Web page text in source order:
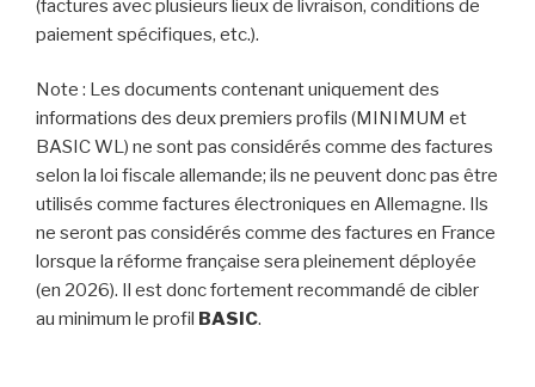
(factures avec plusieurs lieux de livraison, conditions de
paiement spécifiques, etc.).
Note : Les documents contenant uniquement des
informations des deux premiers profils (MINIMUM et
BASIC WL) ne sont pas considérés comme des factures
selon la loi fiscale allemande; ils ne peuvent donc pas être
utilisés comme factures électroniques en Allemagne. Ils
ne seront pas considérés comme des factures en France
lorsque la réforme française sera pleinement déployée
(en 2026). Il est donc fortement recommandé de cibler
au minimum le profil BASIC.